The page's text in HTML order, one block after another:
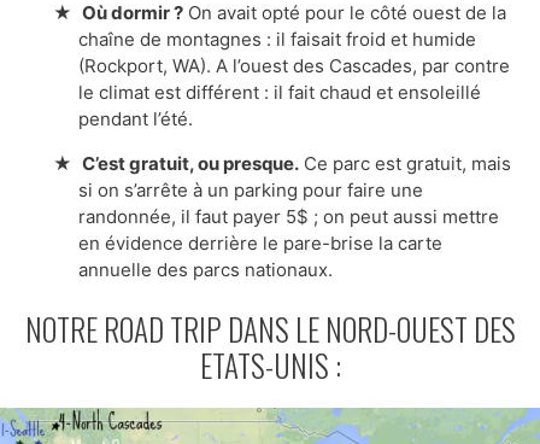
Où dormir ?On avait opté pour le côté ouest de la
chaîne de montagnes : il faisait froid et humide
(Rockport, WA). A l’ouest des Cascades, par contre
le climat est différent : il fait chaud et ensoleillé
pendant l’été.
C’est gratuit, ou presque.Ce parc est gratuit, mais
si on s’arrête à un parking pour faire une
randonnée, il faut payer 5$ ; on peut aussi mettre
en évidence derrière le pare-brise la carte
annuelle des parcs nationaux.
NOTRE ROAD TRIP DANS LE NORD-OUEST DES
ETATS-UNIS :